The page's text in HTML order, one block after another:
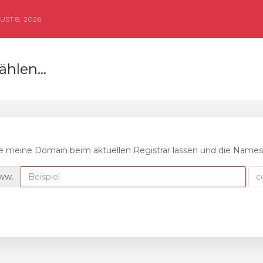
8, 2026
meine Domain beim aktuellen Registrar lassen und die